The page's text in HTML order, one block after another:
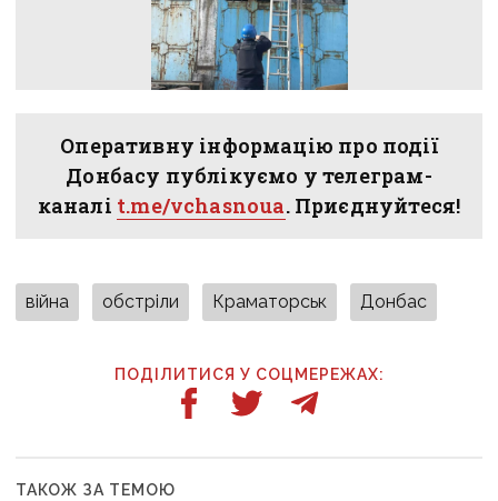
Оперативну інформацію про події
Донбасу публікуємо у телеграм-
каналі t.me/vchasnoua. Приєднуйтеся!
війна обстріли Краматорськ Донбас
ПОДІЛИТИСЯ У СОЦМЕРЕЖАХ:
ТАКОЖ ЗА ТЕМОЮ